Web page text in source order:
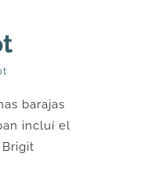
barajas
incluí el